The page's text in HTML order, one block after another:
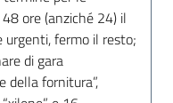
ore (anziché 24) il
fermo il resto;
di gara
della fornitura”,